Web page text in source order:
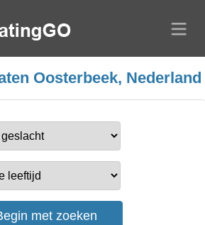
Oosterbeek, Nederland